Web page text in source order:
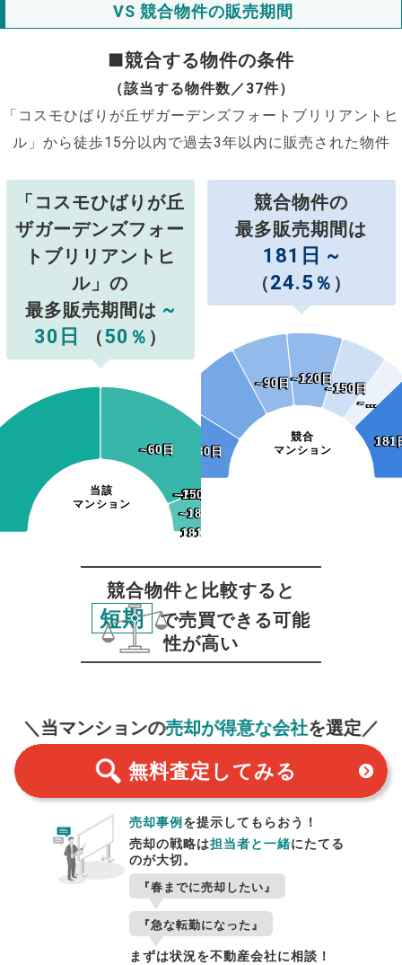
VS 競合物件の販売期間
■競合する物件の条件
（該当する物件数／37件）
「コスモひばりが丘ザガーデンズフォートブリリアントヒ
ル」から徒歩15分以内で過去3年以内に販売された物件
「コスモひばりが丘
ザガーデンズフォー
トブリリアントヒ
ル」の
最多販売期間は ~
30日
（50 ％ ）
当該
マンション
~60日
~60日
~90日
~90日
~120日
~120日
~150日
~150日
~180日
~180日
181日~
181日~
競合物件の
最多販売期間は
181日 ~
（24.5 ％ ）
競合
マンション
~30日
~30日
~90日
~90日 ~120日
~120日
~150日
~150日
~…
~…
181
181
競合物件と比較すると
短期
で売買できる可能
性が高い
＼当マンションの売却が得意な会社を選定／
無料査定 してみる
売却事例 を提示してもらおう！
売却の戦略は担当者と一緒にたてる
のが大切。
『春までに売却したい』
『急な転勤になった』
まずは状況を不動産会社に相談！